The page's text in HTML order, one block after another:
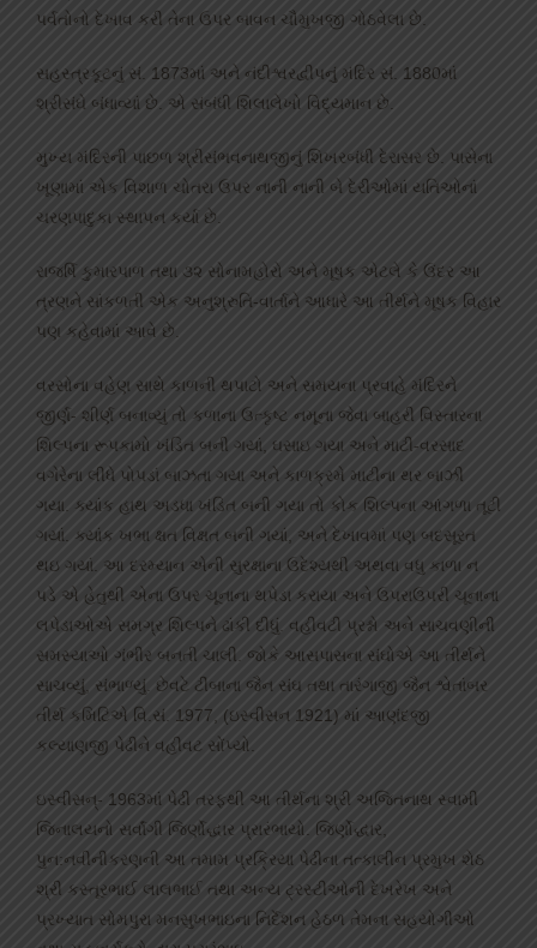
પર્વતોનો દેખાવ કરી તેના ઉપર બાવન ચૌમુખજી ગોઠવેલા છે.
સહસ્ત્રકૂટનું સં. 1873માં અને નંદીશ્વરદ્વીપનું મંદિર સં. 1880માં
શ્રીસંઘે બંધાવ્યાં છે. એ સંબંધી શિલાલેખો વિદ્યમાન છે.
મુખ્ય મંદિરની પાછળ શ્રીસંભવનાથજીનું શિખરબંધી દેરાસર છે. પાસેના
ખૂણામાં એક વિશાળ ચોતરા ઉપર નાની નાની બે દેરીઓમાં યતિઓનાં
ચરણપાદુકા સ્થાપન કર્યા છે.
રાજર્ષિ કુમારપાળ તથા ૩૨ સોનામહોરો અને મૂષક એટલે કે ઉંદર આ
ત્રણને સાંકળતી એક અનુશ્રુતિ-વાર્તાને આધારે આ તીર્થને મૂષક વિહાર
પણ કહેવામાં આવે છે.
વરસોના વહેણ સાથે કાળની થપાટો અને સમયના પ્રવાહે મંદિરને
જીર્ણ- શીર્ણ બનાવ્યું તો કળાના ઉત્કૃષ્ટ નમૂના જેવા બાહરી વિસ્તારના
શિલ્પના રૂપકામો ખંડિત બની ગયાં, ઘસાઇ ગયા અને માટી-વરસાદ
વગેરેના લીધે પોપડાં બાઝતા ગયા અને કાળક્રમે માટીના થર બાઝી
ગયા. ક્યાંક હાથ અડધા ખંડિત બની ગયા તો કોક શિલ્પના આંગળા તૂટી
ગયાં. ક્યાંક ખભા ક્ષત વિક્ષત બની ગયાં, અને દેખાવમાં પણ બદસૂરત
થઇ ગયાં. આ દરમ્યાન એની સુરક્ષાના ઉદેશ્યથી અથવા વધુ કાળા ન
પડે એ હેતુથી એના ઉપર ચૂનાના થપેડા કરાયા અને ઉપરાઉપરી ચૂનાના
લપેડાઓએ સમગ્ર શિલ્પને ઢાંકી દીધું. વહીવટી પ્રશ્નો અને સાચવણીની
સમસ્યાઓ ગંભીર બનતી ચાલી. જોકે આસપાસના સંઘોએ આ તીર્થને
સાચવ્યું, સંભાળ્યું. છેવટે ટીંબાના જૈન સંઘ તથા તારંગાજી જૈન શ્વેતાંબર
તીર્થ કમિટિએ વિ.સં. 1977, (ઇસ્વીસન 1921) માં આણંદજી
કલ્યાણજી પેઢીને વહીવટ સોંપ્યો.
ઇસ્વીસન્- 1963માં પેઢી તરફથી આ તીર્થના શ્રી અજિતનાથ સ્વામી
જિનાલયનો સર્વાંગી જિર્ણોદ્ધાર પ્રારંભાયો. જિર્ણોદ્ધાર,
પુન:નવીનીકરણની આ તમામ પ્રક્રિયા પેઢીના તત્કાલીન પ્રમુખ શેઠ
શ્રી કસ્તૂરભાઈ લાલભાઈ તથા અન્ય ટ્રસ્ટીઓની દેખરેખ અને
પ્રખ્યાત સોમપુરા મનસુખભાઇના નિર્દેશન હેઠળ તેમના સહયોગીઓ